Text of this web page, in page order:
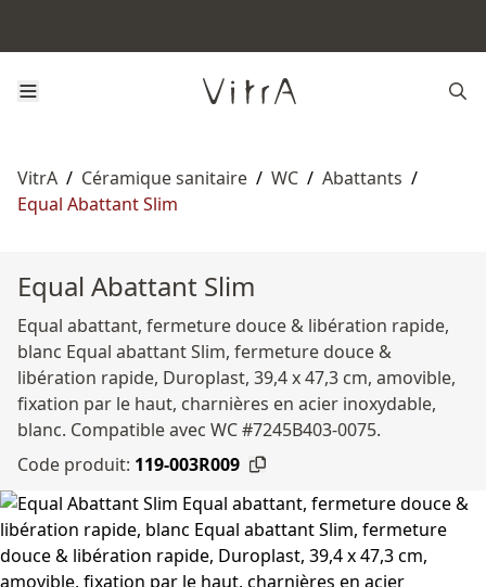
VitrA / Céramique sanitaire / WC / Abattants /
Equal Abattant Slim
Equal Abattant Slim
Equal abattant, fermeture douce & libération rapide,
blanc Equal abattant Slim, fermeture douce &
libération rapide, Duroplast, 39,4 x 47,3 cm, amovible,
fixation par le haut, charnières en acier inoxydable,
blanc. Compatible avec WC #7245B403-0075.
Code produit: 119-003R009